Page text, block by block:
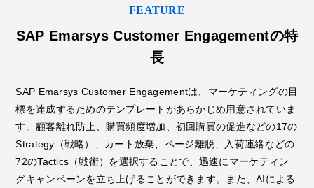
FEATURE
SAP Emarsys Customer Engagementの特
長
SAP Emarsys Customer Engagementは、マーケティングの目
標を達成するためのテンプレートがあらかじめ用意されていま
す。 顧客離れ防止、購買頻度増加、初回購買の促進などの17の
Strategy（戦略）、カート放棄、ページ離脱、入荷連絡などの
72のTactics（戦術）を選択することで、 迅速にマーケティン
グキャンペーンを立ち上げることができます。また、AIによる